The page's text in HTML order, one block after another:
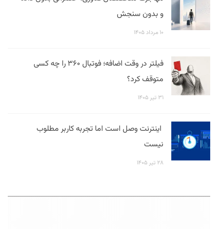
و بدون سنجش
۱۰ مرداد ۱۴۰۵
فیلتر در وقت اضافه؛ فوتبال ۳۶۰ را چه کسی
متوقف کرد؟
۳۱ تیر ۱۴۰۵
اینترنت وصل است اما تجربه کاربر مطلوب
نیست
۲۸ تیر ۱۴۰۵